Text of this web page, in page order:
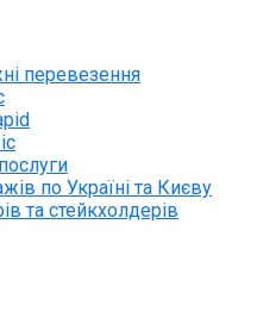
перевезення
по Україні та Києву
та стейкхолдерів